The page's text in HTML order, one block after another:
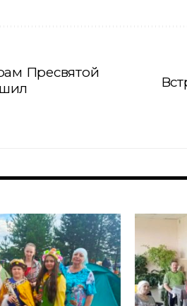
Пресвятой